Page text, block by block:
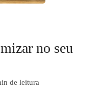
no seu
de leitura